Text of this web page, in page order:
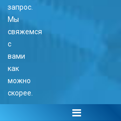
запрос.
Мы
свяжемся
с
вами
как
можно
скорее.